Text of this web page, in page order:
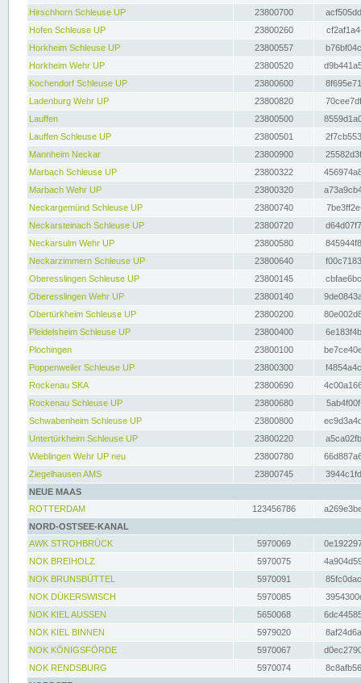
Hirschhorn Schleuse UP
23800700
Hofen Schleuse UP
23800260
Horkheim Schleuse UP
23800557
Horkheim Wehr UP
23800520
Kochendorf Schleuse UP
23800600
Ladenburg Wehr UP
23800820
Lauffen
23800500
Lauffen Schleuse UP
23800501
Mannheim Neckar
23800900
Marbach Schleuse UP
23800322
Marbach Wehr UP
23800320
Neckargemünd Schleuse UP
23800740
Neckarsteinach Schleuse UP
23800720
Neckarsulm Wehr UP
23800580
Neckarzimmern Schleuse UP
23800640
Oberesslingen Schleuse UP
23800145
Oberesslingen Wehr UP
23800140
Obertürkheim Schleuse UP
23800200
Pleidelsheim Schleuse UP
23800400
Plochingen
23800100
Poppenweiler Schleuse UP
23800300
Rockenau SKA
23800690
Rockenau Schleuse UP
23800680
Schwabenheim Schleuse UP
23800800
Untertürkheim Schleuse UP
23800220
Wieblingen Wehr UP neu
23800780
Ziegelhausen AMS
23800745
NEUE MAAS
ROTTERDAM
123456786
NORD-OSTSEE-KANAL
AWK STROHBRÜCK
5970069
NOK BREIHOLZ
5970075
NOK BRUNSBÜTTEL
5970091
NOK DÜKERSWISCH
5970085
NOK KIEL AUSSEN
5650068
NOK KIEL BINNEN
5979020
NOK KÖNIGSFÖRDE
5970067
NOK RENDSBURG
5970074